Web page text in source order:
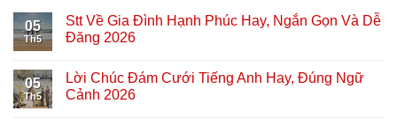
05
Th5
Stt Về Gia Đình Hạnh Phúc Hay, Ngắn Gọn Và Dễ
Đăng 2026
05
Th5
Lời Chúc Đám Cưới Tiếng Anh Hay, Đúng Ngữ
Cảnh 2026